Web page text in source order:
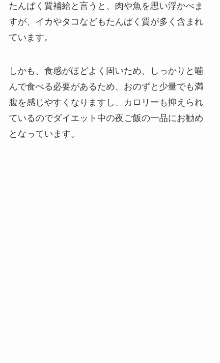
たんぱく質補給と言うと、肉や魚を思い浮かべま
すが、イカやタコなどもたんぱく質が多く含まれ
ています。
しかも、食感がほどよく固いため、しっかりと噛
んで食べる必要があるため、おのずと少量でも満
腹を感じやすくなりますし、カロリーも抑えられ
ているのでダイエット中の夜ご飯の一品にお勧め
となっています。